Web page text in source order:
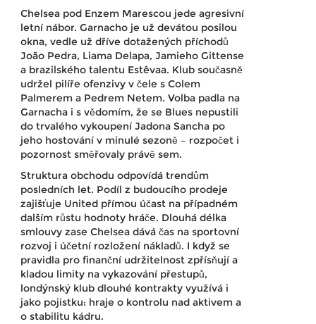
Chelsea pod Enzem Marescou jede agresivní
letní nábor. Garnacho je už devátou posilou
okna, vedle už dříve dotažených příchodů
João Pedra, Liama Delapa, Jamieho Gittense
a brazilského talentu Estêvaa. Klub současně
udržel pilíře ofenzivy v čele s Colem
Palmerem a Pedrem Netem. Volba padla na
Garnacha i s vědomím, že se Blues nepustili
do trvalého vykoupení Jadona Sancha po
jeho hostování v minulé sezoně – rozpočet i
pozornost směřovaly právě sem.
Struktura obchodu odpovídá trendům
posledních let. Podíl z budoucího prodeje
zajišťuje United přímou účast na případném
dalším růstu hodnoty hráče. Dlouhá délka
smlouvy zase Chelsea dává čas na sportovní
rozvoj i účetní rozložení nákladů. I když se
pravidla pro finanční udržitelnost zpřísňují a
kladou limity na vykazování přestupů,
londýnský klub dlouhé kontrakty využívá i
jako pojistku: hraje o kontrolu nad aktivem a
o stabilitu kádru.